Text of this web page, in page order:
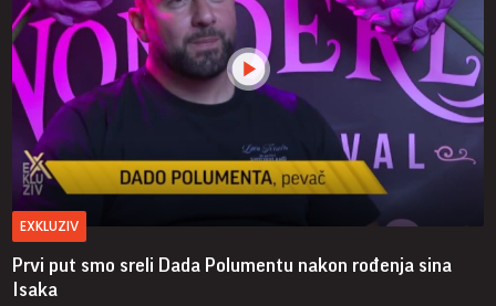
EXKLUZIV
Prvi put smo sreli Dada Polumentu nakon rođenja sina
Isaka